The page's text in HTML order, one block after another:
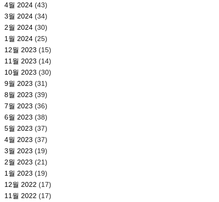
4월 2024(43)
3월 2024(34)
2월 2024(30)
1월 2024(25)
12월 2023 (15)
11월 2023 (14)
10월 2023 (30)
9월 2023 (31)
8월 2023 (39)
7월 2023 (36)
6월 2023 (38)
5월 2023 (37)
4월 2023 (37)
3월 2023 (19)
2월 2023 (21)
1월 2023 (19)
12월 2022 (17)
11월 2022 (17)